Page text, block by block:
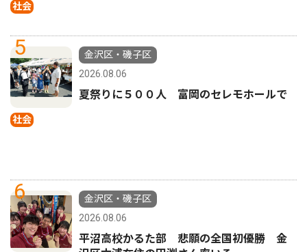
社会
5
社会
金沢区・磯子区
2026.08.06
夏祭りに５００人 富岡のセレモホールで
6
金沢区・磯子区
2026.08.06
平沼高校かるた部 悲願の全国初優勝 金